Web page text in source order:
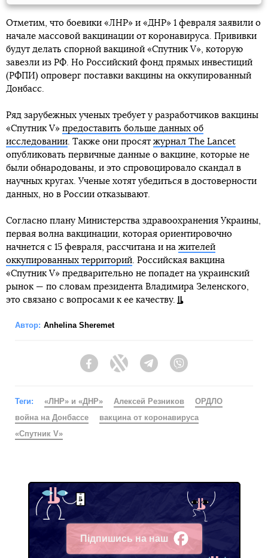
Отметим, что боевики «ЛНР» и «ДНР» 1 февраля заявили о
начале массовой вакцинации от коронавируса. Прививки
будут делать спорной вакциной «Спутник V», которую
завезли из РФ. Но Российский фонд прямых инвестиций
(РФПИ) опроверг поставки вакцины на оккупированный
Донбасс.
Ряд зарубежных ученых требует у разработчиков вакцины
«Спутник V» предоставить больше данных об
исследовании. Также они просят журнал The Lancet
опубликовать первичные данные о вакцине, которые не
были обнародованы, и это спровоцировало скандал в
научных кругах. Ученые хотят убедиться в достоверности
данных, но в России отказывают.
Согласно плану Министерства здравоохранения Украины,
первая волна вакцинации, которая ориентировочно
начнется с 15 февраля, рассчитана и на жителей
оккупированных территорий. Российская вакцина
«Спутник V» предварительно не попадет на украинский
рынок — по словам президента Владимира Зеленского,
это связано с вопросами к ее качеству.
Автор: Anhelina Sheremet
FacebookTwitter Telegram
Теги: «ЛНР» и «ДНР» Алексей Резников
ОРДЛО
война на Донбассе
вакцина от коронавируса
«Спутник V»
Підпишись на наш
Facebook